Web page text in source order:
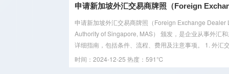
申请新加坡外汇交易商牌照（Foreign
申请新加坡外汇交易商牌照（Foreign Exchange
Authority of Singapore, MAS） 颁发，是企业从事外汇
详细指南，包括条件、流程、费用及注意事项。 1. 外汇
时间：2024-12-25 热度：591℃